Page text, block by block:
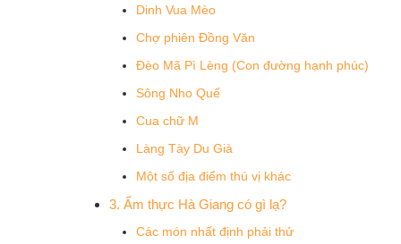
Dinh Vua Mèo
Chợ phiên Đồng Văn
Đèo Mã Pì Lèng (Con đường hạnh phúc)
Sông Nho Quế
Cua chữ M
Làng Tày Du Già
Một số địa điểm thú vị khác
3. Ẩm thực Hà Giang có gì lạ?
Các món nhất định phải thử